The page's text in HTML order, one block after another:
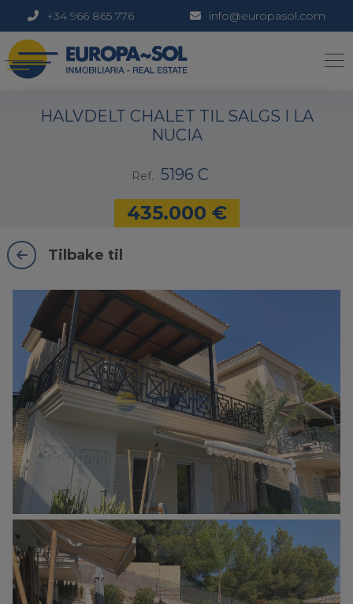
+34 966 865 776 info@europasol.com
HALVDELT CHALET TIL SALGS I LA
NUCIA
Ref. 5196 C
435.000 €
Tilbake til
1 / 29